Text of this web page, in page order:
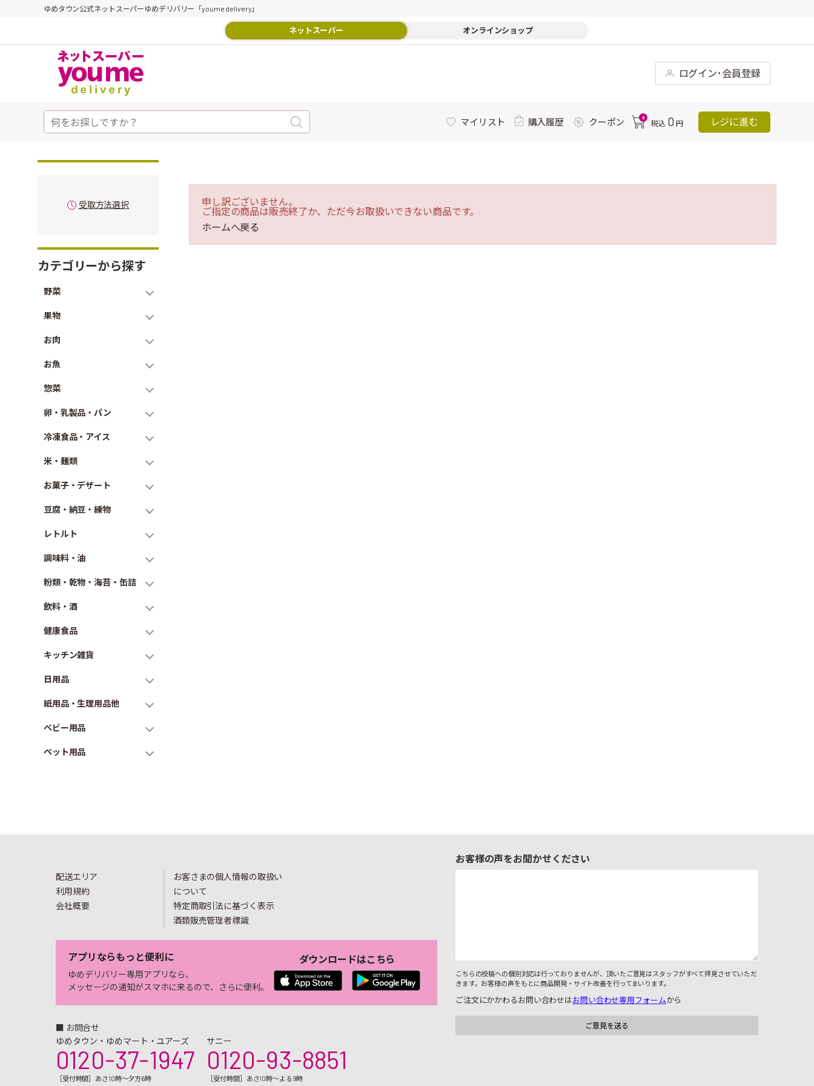
ゆめタウン公式ネットスーパーゆめデリバリー「youme delivery」
ネットスーパー オンラインショップ
ログイン･会員登録
マイリスト 購入履歴 クーポン 0
税込 0 円 レジに進む
受取方法選択
カテゴリーから探す
野菜
果物
お肉
お魚
惣菜
卵・乳製品・パン
冷凍食品・アイス
米・麺類
お菓子・デザート
豆腐・納豆・練物
レトルト
調味料・油
粉類・乾物・海苔・缶詰
飲料・酒
健康食品
キッチン雑貨
日用品
紙用品・生理用品他
ベビー用品
ペット用品
申し訳ございません。
ご指定の商品は販売終了か、ただ今お取扱いできない商品です。
ホームへ戻る
配送エリア
利用規約
会社概要
お客さまの個人情報の取扱い
について
特定商取引法に基づく表示
酒類販売管理者標識
アプリならもっと便利に
ゆめデリバリー専用アプリなら、
メッセージの通知がスマホに来るので、さらに便利。
ダウンロードはこちら
■ お問合せ
ゆめタウン・ゆめマート・ユアーズ
0120-37-1947
［受付時間］あさ10時～夕方6時
サニー
0120-93-8851
［受付時間］あさ10時～よる9時
お客様の声をお聞かせください
こちらの投稿への個別対応は行っておりませんが、頂いたご意見はスタッフがすべて拝見させていただ
きます。お客様の声をもとに商品開発・サイト改善を行ってまいります。
ご注文にかかわるお問い合わせはお問い合わせ専用フォームから